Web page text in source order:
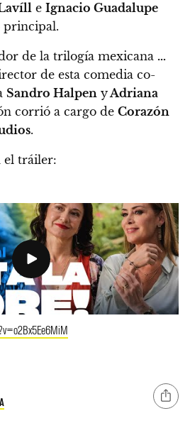
e Ignacio Guadalupe
principal.
de la trilogía mexicana …
de esta comedia co-
Sandro Halpen yAdriana
corrió a cargo de Corazón
.
el tráiler: